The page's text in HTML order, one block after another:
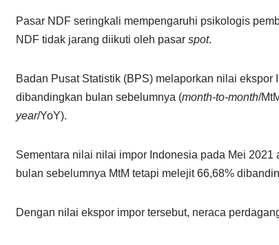
Pasar NDF seringkali mempengaruhi psikologis
NDF tidak jarang diikuti oleh pasar spot.
Badan Pusat Statistik (BPS) melaporkan nilai
dibandingkan bulan sebelumnya (month-to-month/
year/YoY).
Sementara nilai nilai impor Indonesia pada Mei
bulan sebelumnya MtM tetapi melejit 66,68%
Dengan nilai ekspor impor tersebut, neraca